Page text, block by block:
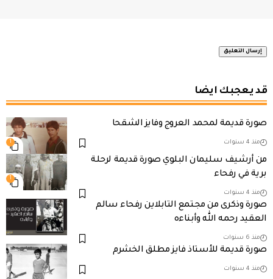
قد يعجبك ايضا
1
صورة قديمة لمحمد العروج وفايز الشقحا
منذ 4 سنوات
1
من أرشيف سليمان البلوي صورة قديمة لرحلة
برية في رفحاء
منذ 4 سنوات
صورة وذكرى من مجتمع التابلاين رفحاء سالم
العقيد رحمه الله وأبناءه
منذ 6 سنوات
صورة قديمة للأستاذ فايز مطلق الخشرم
منذ 4 سنوات